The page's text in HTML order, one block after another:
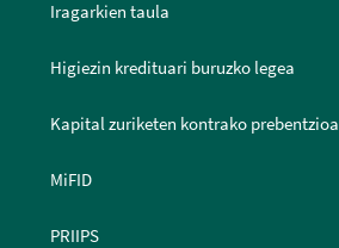
Iragarkien taula
Higiezin kredituari buruzko legea
Kapital zuriketen kontrako prebentzioa
MiFID
PRIIPS